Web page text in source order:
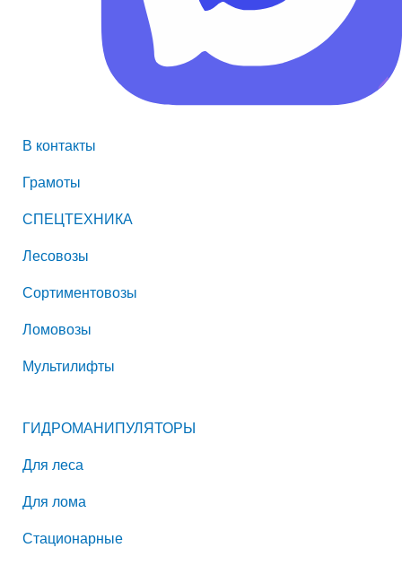
В контакты
Грамоты
СПЕЦТЕХНИКА
Лесовозы
Сортиментовозы
Ломовозы
Мультилифты
ГИДРОМАНИПУЛЯТОРЫ
Для леса
Для лома
Стационарные